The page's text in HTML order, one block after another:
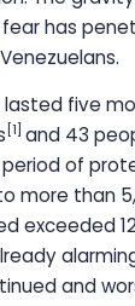
has
lasted five
[1] and 43
of
more than
exceeded
and